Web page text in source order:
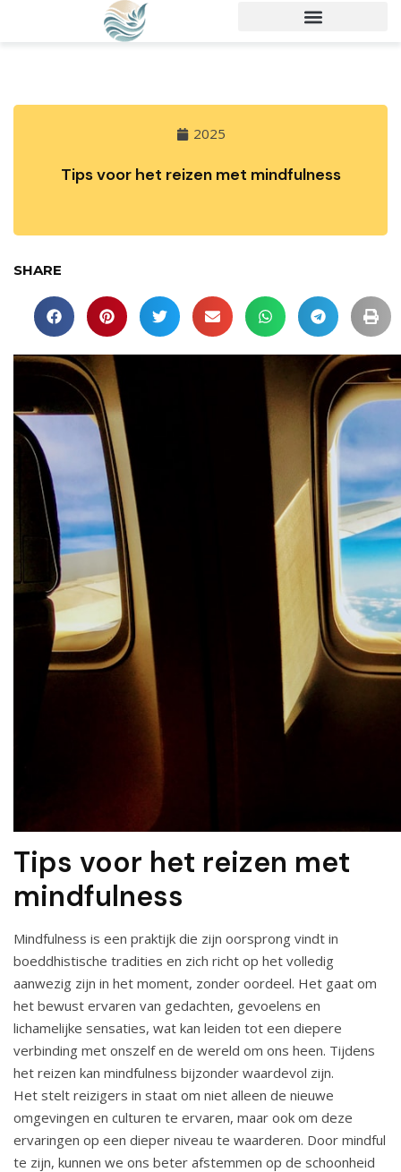
2025
Tips voor het reizen met mindfulness
SHARE
Tips voor het reizen met
mindfulness
Mindfulness is een praktijk die zijn oorsprong vindt in
boeddhistische tradities en zich richt op het volledig
aanwezig zijn in het moment, zonder oordeel. Het gaat om
het bewust ervaren van gedachten, gevoelens en
lichamelijke sensaties, wat kan leiden tot een diepere
verbinding met onszelf en de wereld om ons heen. Tijdens
het reizen kan mindfulness bijzonder waardevol zijn.
Het stelt reizigers in staat om niet alleen de nieuwe
omgevingen en culturen te ervaren, maar ook om deze
ervaringen op een dieper niveau te waarderen. Door mindful
te zijn, kunnen we ons beter afstemmen op de schoonheid